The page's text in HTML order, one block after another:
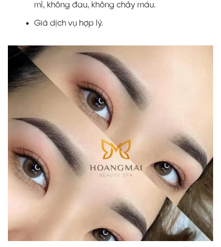
mỉ, không đau, không chảy máu.
Giá dịch vụ hợp lý.